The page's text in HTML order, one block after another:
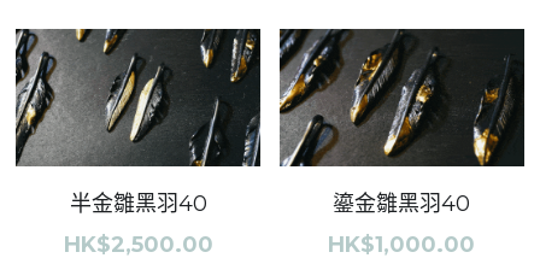
半金雛黑羽40
HK$2,500.00
鎏金雛黑羽40
HK$1,000.00